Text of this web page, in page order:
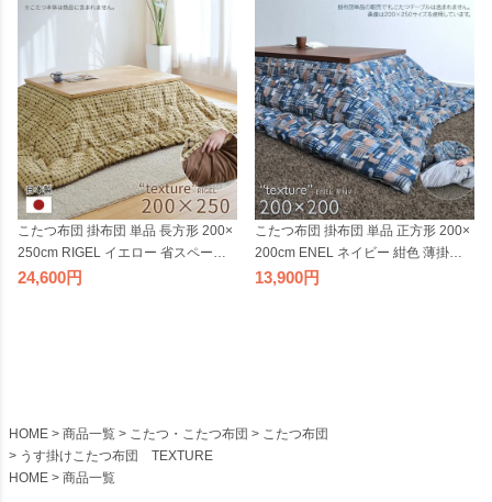
こたつ布団 掛布団 単品 長方形 200×
250cm RIGEL イエロー 省スペース
薄掛け 掛け布団 黄色 マスタード シ
24,600
こたつ布団 掛布団 単品 正方形 200×
200cm ENEL ネイビー 紺色 薄掛け
省スペース 掛け布団 北欧 柄 日本製
13,900
HOME 商品一覧 こたつ・こたつ布団
こたつ布団
うす掛けこたつ布団 TEXTURE
HOME
商品一覧